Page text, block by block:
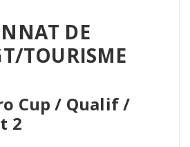
DE
TOURISME
Cup / Qualif /
2